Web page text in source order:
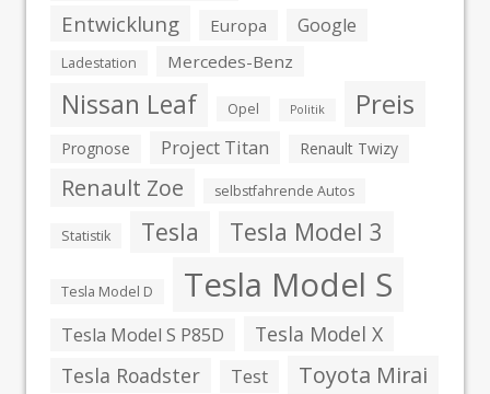
Entwicklung Europa Google
Ladestation Mercedes-Benz
Nissan Leaf Opel Politik Preis
Prognose Project Titan Renault Twizy
Renault Zoe selbstfahrende Autos
Statistik Tesla Tesla Model 3
Tesla Model D Tesla Model S
Tesla Model S P85D
Tesla Model X
Tesla Roadster
Test Toyota Mirai